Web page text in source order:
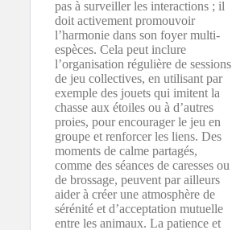
pas à surveiller les interactions ; il
doit activement promouvoir
l’harmonie dans son foyer multi-
espèces. Cela peut inclure
l’organisation régulière de sessions
de jeu collectives, en utilisant par
exemple des jouets qui imitent la
chasse aux étoiles ou à d’autres
proies, pour encourager le jeu en
groupe et renforcer les liens. Des
moments de calme partagés,
comme des séances de caresses ou
de brossage, peuvent par ailleurs
aider à créer une atmosphère de
sérénité et d’acceptation mutuelle
entre les animaux. La patience et